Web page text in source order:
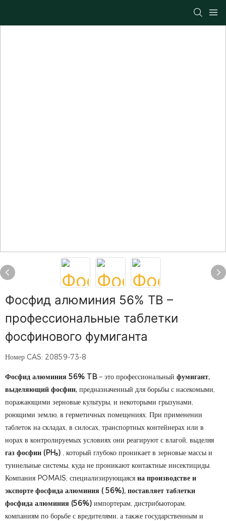
Фосфид алюминия 56% TB –
профессиональные таблетки
фосфинового фумиганта
Номер CAS: 20859-73-8
Фосфид алюминия 56% TB – это профессиональный фумигант,
выделяющий фосфин, предназначенный для борьбы с насекомыми,
поражающими зерновые культуры, и некоторыми грызунами,
роющими землю, в герметичных помещениях. При применении
таблеток на складах, в силосах, транспортных контейнерах или в
норах в контролируемых условиях они реагируют с влагой, выделяя
газ фосфин (PH₃) , который глубоко проникает в зерновые массы и
туннельные системы, куда не проникают контактные инсектициды.
Компания POMAIS, специализирующаяся на производстве и
экспорте фосфида алюминия ( 56%), поставляет таблетки
фосфида алюминия (56%) импортерам, дистрибьюторам,
компаниям по борьбе с вредителями, а также государственным и